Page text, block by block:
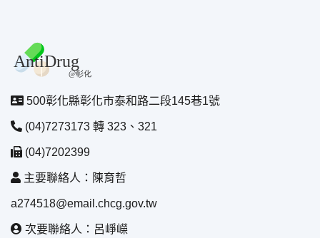
500彰化縣彰化市泰和路二段145巷1號
(04)7273173 轉 323、321
(04)7202399
主要聯絡人：陳育哲
a274518@email.chcg.gov.tw
次要聯絡人：呂崢嶸